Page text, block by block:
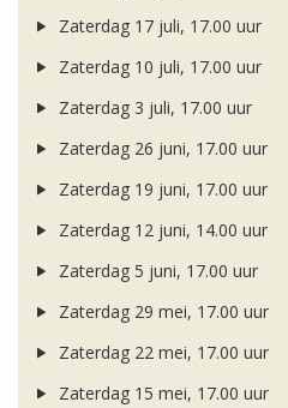
Zaterdag 17 juli, 17.00 uur
Zaterdag 10 juli, 17.00 uur
Zaterdag 3 juli, 17.00 uur
Zaterdag 26 juni, 17.00 uur
Zaterdag 19 juni, 17.00 uur
Zaterdag 12 juni, 14.00 uur
Zaterdag 5 juni, 17.00 uur
Zaterdag 29 mei, 17.00 uur
Zaterdag 22 mei, 17.00 uur
Zaterdag 15 mei, 17.00 uur